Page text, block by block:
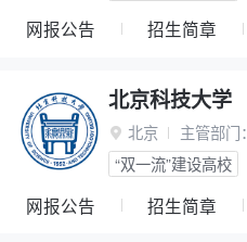
网报公告 招生简章
北京科技大学
 北京 主管部门：
“双一流”建设高校
网报公告 招生简章